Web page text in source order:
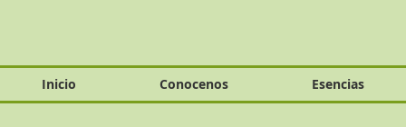
Inicio Conocenos Esencias